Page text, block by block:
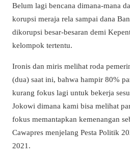
Belum lagi bencana dimana-mana
korupsi meraja rela sampai dana
dikorupsi besar-besaran demi
kelompok tertentu.
Ironis dan miris melihat roda
(dua) saat ini, bahwa hampir 80%
kurang fokus lagi untuk bekerja
Jokowi dimana kami bisa melihat
fokus memantapkan kemenangan
Cawapres menjelang Pesta Politik
2021.